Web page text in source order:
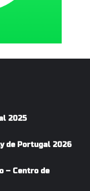
2025
de Portugal 2026
– Centro de